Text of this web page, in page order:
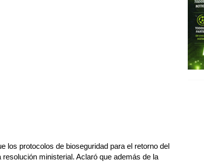
los protocolos de bioseguridad para el retorno del
ministerial. Aclaró que además de la